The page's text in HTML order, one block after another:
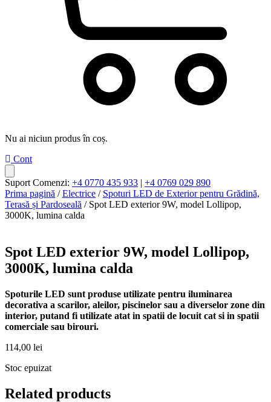
Nu ai niciun produs în coș.
Cont
Suport Comenzi: +4 0770 435 933 | +4 0769 029 890
Prima pagină /Electrice / Spoturi LED de Exterior pentru Grădină,
Terasă și Pardoseală / Spot LED exterior 9W, model Lollipop,
3000K, lumina calda
Spot LED exterior 9W, model Lollipop,
3000K, lumina calda
Spoturile LED sunt produse utilizate pentru iluminarea
decorativa a scarilor, aleilor, piscinelor sau a diverselor zone din
interior, putand fi utilizate atat in spatii de locuit cat si in spatii
comerciale sau birouri.
114,00 lei
Stoc epuizat
Related products